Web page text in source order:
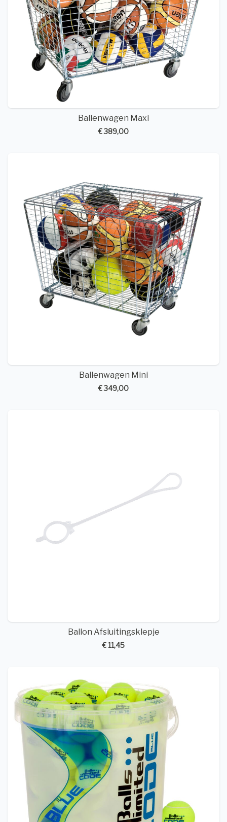
Ballenwagen Maxi
€ 389,00
Ballenwagen Mini
€ 349,00
Ballon Afsluitingsklepje
€ 11,45